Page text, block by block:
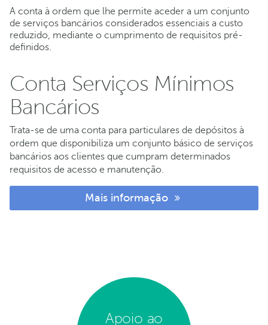
A conta à ordem que lhe permite aceder a um conjunto
de serviços bancários considerados essenciais a custo
reduzido, mediante o cumprimento de requisitos pré-
definidos.
Conta Serviços Mínimos
Bancários
Trata-se de uma conta para particulares de depósitos à
ordem que disponibiliza um conjunto básico de serviços
bancários aos clientes que cumpram determinados
requisitos de acesso e manutenção.
Mais informação
Apoio ao